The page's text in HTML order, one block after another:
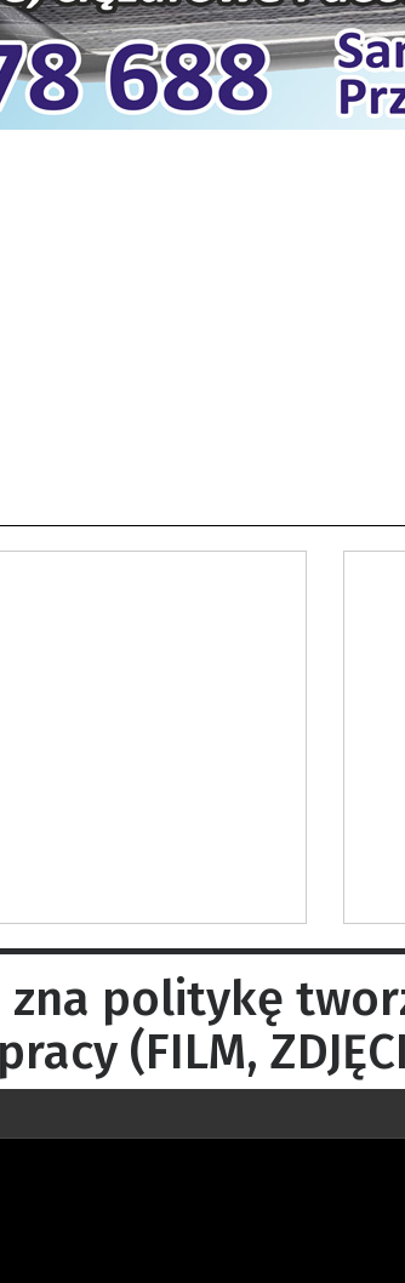
zna politykę
(FILM,